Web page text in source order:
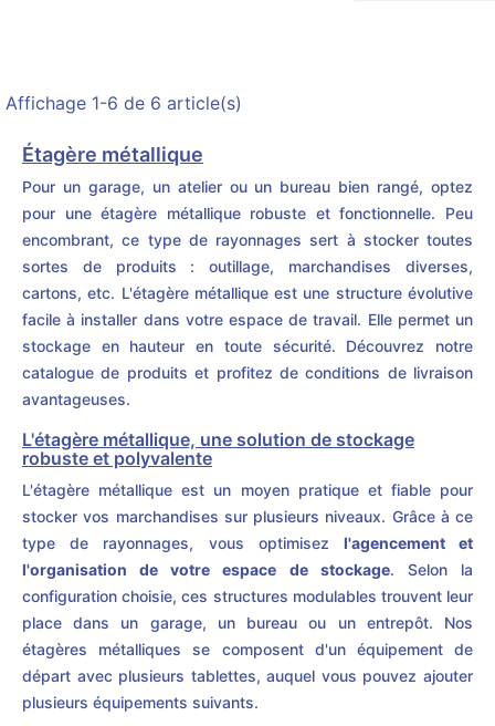
Affichage 1-6 de 6 article(s)
Étagère métallique
Pour un garage, un atelier ou un bureau bien rangé, optez
pour une étagère métallique robuste et fonctionnelle. Peu
encombrant, ce type de rayonnages sert à stocker toutes
sortes de produits : outillage, marchandises diverses,
cartons, etc. L'étagère métallique est une structure évolutive
facile à installer dans votre espace de travail. Elle permet un
stockage en hauteur en toute sécurité. Découvrez notre
catalogue de produits et profitez de conditions de livraison
avantageuses.
L'étagère métallique, une solution de stockage
robuste et polyvalente
L'étagère métallique est un moyen pratique et fiable pour
stocker vos marchandises sur plusieurs niveaux. Grâce à ce
type de rayonnages, vous optimisez l'agencement et
l'organisation de votre espace de stockage. Selon la
configuration choisie, ces structures modulables trouvent leur
place dans un garage, un bureau ou un entrepôt. Nos
étagères métalliques se composent d'un équipement de
départ avec plusieurs tablettes, auquel vous pouvez ajouter
plusieurs équipements suivants.